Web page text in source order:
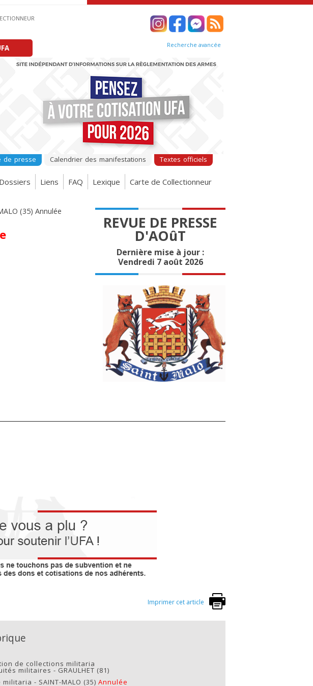
Recherche avancée
de presse Calendrier des manifestations Textes officiels
Dossiers Liens FAQ Lexique Carte de Collectionneur
REVUE DE PRESSE
D'AOûT
Dernière mise à jour :
Vendredi 7 août 2026
(35) Annulée
Imprimer cet article
de collections militaria
militaires - GRAULHET (81)
- SAINT-MALO (35) Annulée